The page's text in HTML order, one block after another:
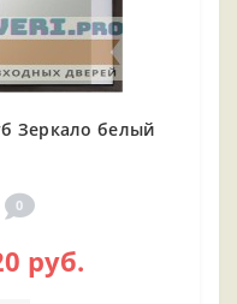
Зеркало белый
0
руб.